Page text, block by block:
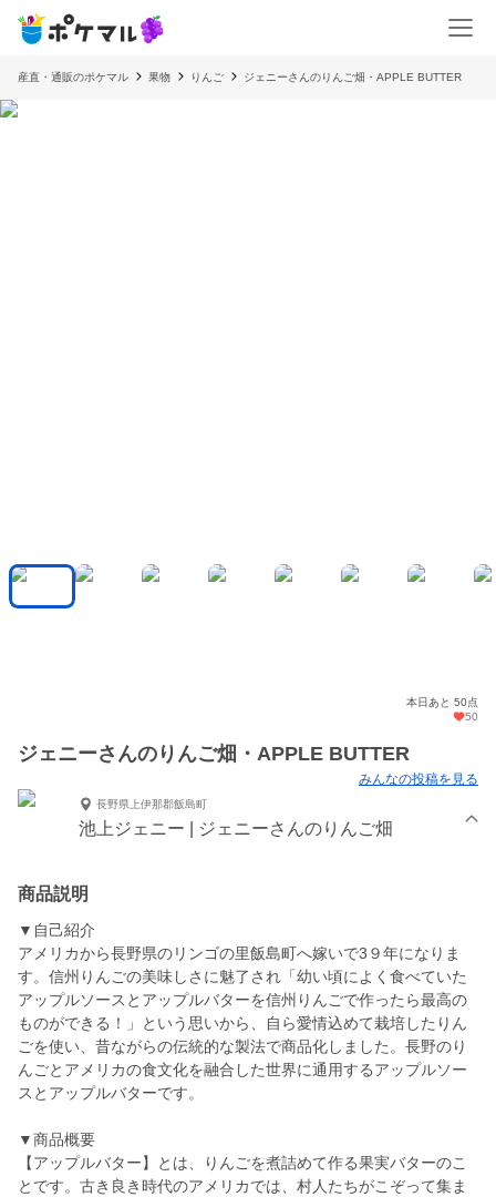
産直・通販のポケマル 果物 りんご ジェニーさんのりんご畑・APPLE BUTTER
本日あと 50点
50
ジェニーさんのりんご畑・APPLE BUTTER
みんなの投稿を見る
長野県上伊那郡飯島町
池上ジェニー | ジェニーさんのりんご畑
商品説明
▼自己紹介
アメリカから長野県のリンゴの里飯島町へ嫁いで3９年になりま
す。信州りんごの美味しさに魅了され「幼い頃によく食べていた
アップルソースとアップルバターを信州りんごで作ったら最高の
ものができる！」という思いから、自ら愛情込めて栽培したりん
ごを使い、昔ながらの伝統的な製法で商品化しました。長野のり
んごとアメリカの食文化を融合した世界に通用するアップルソー
スとアップルバターです。
▼商品概要
【アップルバター】とは、りんごを煮詰めて作る果実バターのこ
とです。古き良き時代のアメリカでは、村人たちがこぞって集ま